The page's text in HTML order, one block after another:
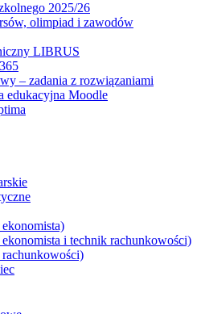
2025/26
olimpiad i zawodów
LIBRUS
– zadania z rozwiązaniami
edukacyjna Moodle
i technik rachunkowości)